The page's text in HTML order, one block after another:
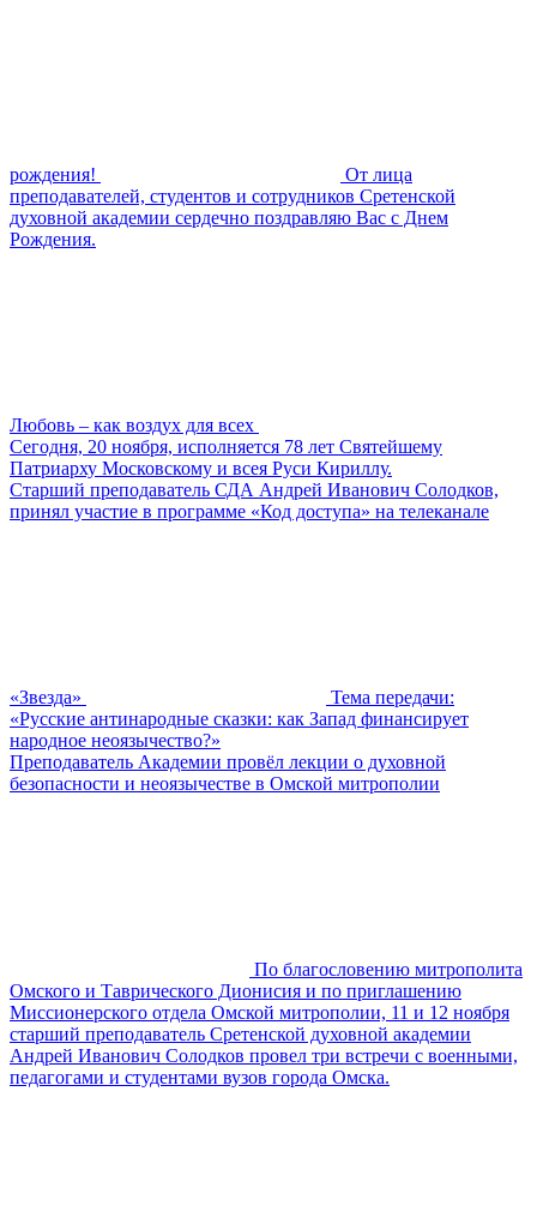
рождения!
От лица
преподавателей, студентов и сотрудников Сретенской
духовной академии сердечно поздравляю Вас с Днем
Рождения.
Любовь – как воздух для всех
Сегодня, 20 ноября, исполняется 78 лет Святейшему
Патриарху Московскому и всея Руси Кириллу.
Старший преподаватель СДА Андрей Иванович Солодков,
принял участие в программе «Код доступа» на телеканале
«Звезда»
Тема передачи:
«Русские антинародные сказки: как Запад финансирует
народное неоязычество?»
Преподаватель Академии провёл лекции о духовной
безопасности и неоязычестве в Омской митрополии
По благословению митрополита
Омского и Таврического Дионисия и по приглашению
Миссионерского отдела Омской митрополии, 11 и 12 ноября
старший преподаватель Сретенской духовной академии
Андрей Иванович Солодков провел три встречи с военными,
педагогами и студентами вузов города Омска.